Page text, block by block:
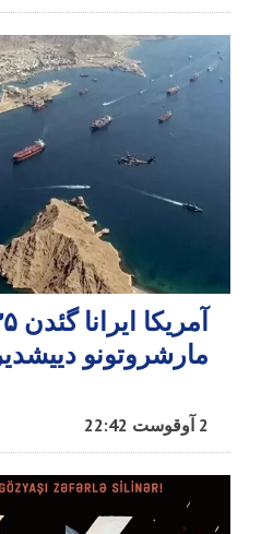
مارشروتونو
2 آوقوست 22:42